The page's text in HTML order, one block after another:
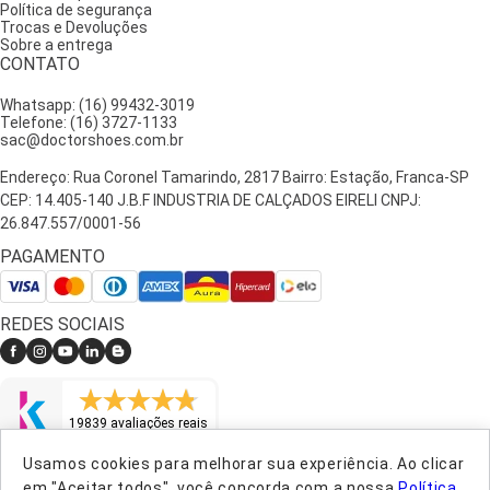
Usamos cookies para melhorar sua experiência. Ao clicar
uma sandália confortável de couro e uma saia midi são uma
combinação perfeita, onde seus pés podem respirar e caminhar com
muita leveza, para que você possa aproveitar ao máximo o momento.
dica é sempre explorar novas combinações, e escolher aquele look
que te faz sentir bem.
encontrar diversos estilos diferentes e cores de Sandálias, como:
Sandália Peep Toe
SandáliaEspecial para Esporão;
Sandália Birken;
Sandália Anabela
Como escolher a sandália ideal para cada
situação?
Já falamos um pouco sobre dicas de combinações, mas agora
Política de segurança
Trocas e Devoluções
Sobre a entrega
CONTATO
Whatsapp: (16) 99432-3019
Telefone: (16) 3727-1133
sac@doctorshoes.com.br
Endereço: Rua Coronel Tamarindo, 2817 Bairro: Estação, Franca-SP
CEP: 14.405-140 J.B.F INDUSTRIA DE CALÇADOS EIRELI CNPJ:
26.847.557/0001-56
PAGAMENTO
REDES SOCIAIS
19839 avaliações reais
LOJA VERIFICADA